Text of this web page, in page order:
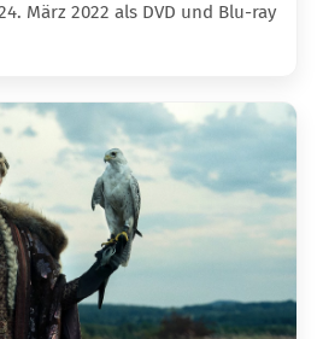
24. März 2022 als DVD und Blu-ray